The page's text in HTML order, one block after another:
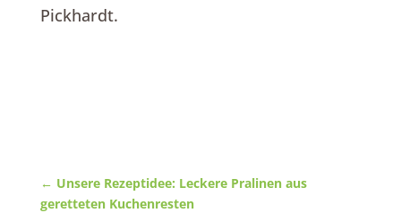
Pickhardt.
← Unsere Rezeptidee: Leckere Pralinen aus
geretteten Kuchenresten